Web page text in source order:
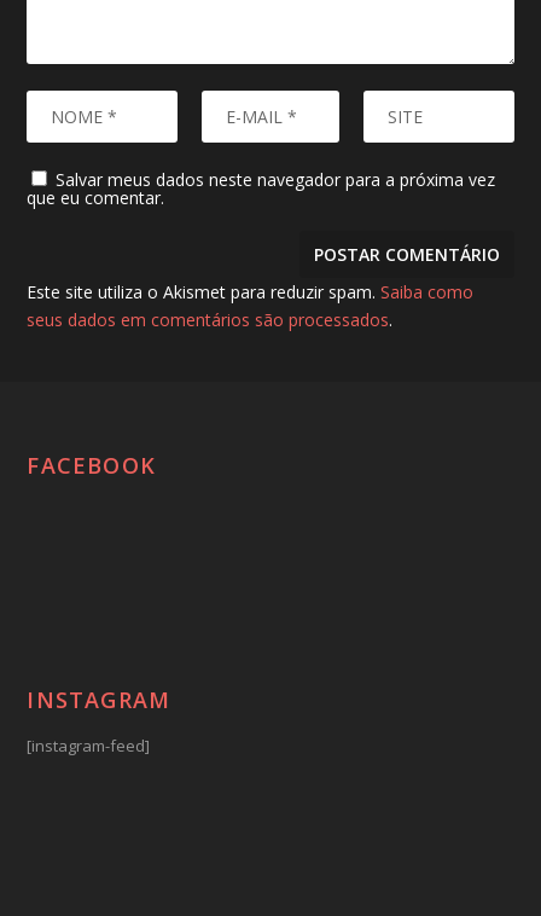
Salvar meus dados neste navegador para a próxima vez
que eu comentar.
Este site utiliza o Akismet para reduzir spam.Saiba como
seus dados em comentários são processados.
FACEBOOK
INSTAGRAM
[instagram-feed]